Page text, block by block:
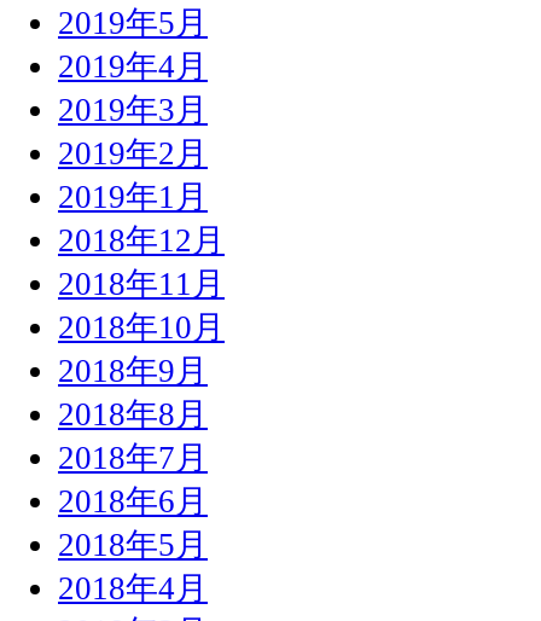
2019年5月
2019年4月
2019年3月
2019年2月
2019年1月
2018年12月
2018年11月
2018年10月
2018年9月
2018年8月
2018年7月
2018年6月
2018年5月
2018年4月